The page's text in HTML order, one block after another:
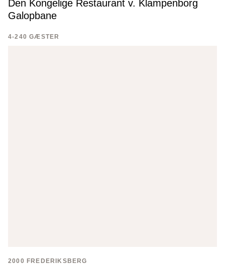
Den Kongelige Restaurant v. Klampenborg
Galopbane
4-240 GÆSTER
2000 FREDERIKSBERG